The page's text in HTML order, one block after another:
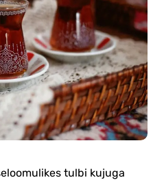
tulbi kujuga